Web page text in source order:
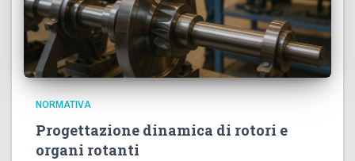
NORMATIVA
Progettazione dinamica di rotori e
organi rotanti